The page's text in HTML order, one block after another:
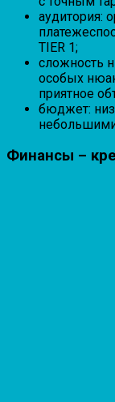
аудитория:
TIER 1;
сложность
особых
приятное
бюджет:
Финансы –